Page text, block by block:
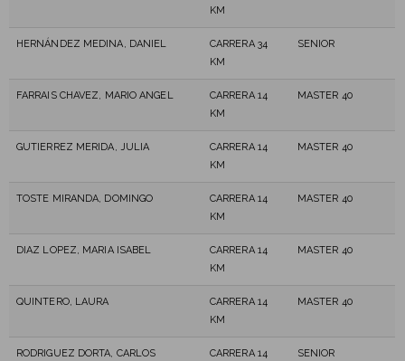
KM
HERNÁNDEZ MEDINA, DANIEL
CARRERA 34
KM
SENIOR
FARRAIS CHAVEZ, MARIO ANGEL
CARRERA 14
KM
MASTER 40
GUTIERREZ MERIDA, JULIA
CARRERA 14
KM
MASTER 40
TOSTE MIRANDA, DOMINGO
CARRERA 14
KM
MASTER 40
DIAZ LOPEZ, MARIA ISABEL
CARRERA 14
KM
MASTER 40
QUINTERO, LAURA
CARRERA 14
KM
MASTER 40
RODRIGUEZ DORTA, CARLOS CARRERA 14 SENIOR